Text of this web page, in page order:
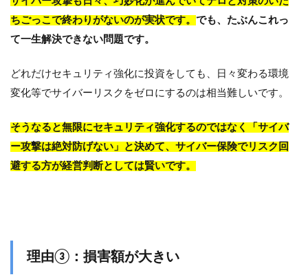
ちごっこで終わりがないのが実状です。 でも、たぶんこれっ
て一生解決できない問題です。
どれだけセキュリティ強化に投資をしても、日々変わる環境
変化等でサイバーリスクをゼロにするのは相当難しいです。
そうなると無限にセキュリティ強化するのではなく「サイバ
ー攻撃は絶対防げない」と決めて、サイバー保険でリスク回
避する方が経営判断としては賢いです。
理由③：損害額が大きい